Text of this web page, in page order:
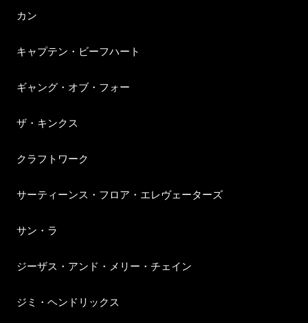
カン
キャプテン・ビーフハート
ギャング・オブ・フォー
ザ・キンクス
クラフトワーク
サーティーンス・フロア・エレヴェーターズ
サン・ラ
ジーザス・アンド・メリー・チェイン
ジミ・ヘンドリックス